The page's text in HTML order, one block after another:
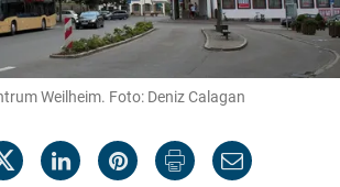
Weilheim. Foto: Deniz Calagan